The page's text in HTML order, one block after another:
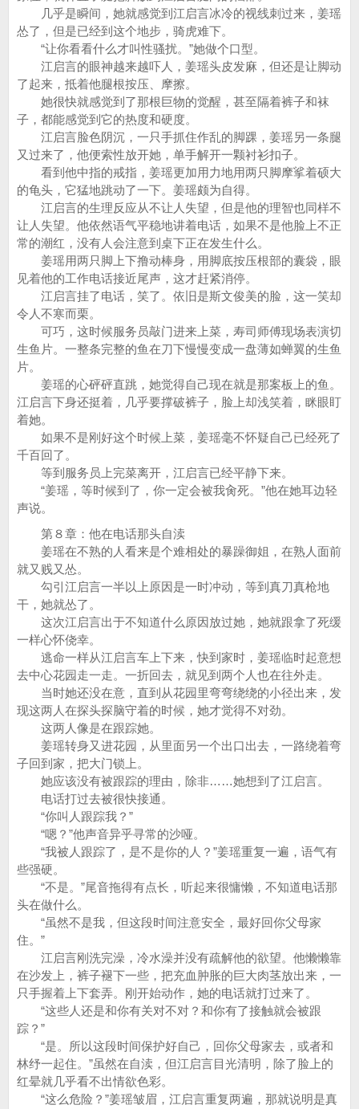
几乎是瞬间，她就感觉到江启言冰冷的视线刺过来，姜瑶
怂了，但是已经到这个地步，骑虎难下。
“让你看看什么才叫性骚扰。”她做个口型。
江启言的眼神越来越吓人，姜瑶头皮发麻，但还是让脚动
了起来，抵着他腿根按压、摩擦。
她很快就感觉到了那根巨物的觉醒，甚至隔着裤子和袜
子，都能感觉到它的热度和硬度。
江启言脸色阴沉，一只手抓住作乱的脚踝，姜瑶另一条腿
又过来了，他便索性放开她，单手解开一颗衬衫扣子。
看到他中指的戒指，姜瑶更加用力地用两只脚摩挲着硕大
的龟头，它猛地跳动了一下。姜瑶颇为自得。
江启言的生理反应从不让人失望，但是他的理智也同样不
让人失望。他依然语气平稳地讲着电话，如果不是他脸上不正
常的潮红，没有人会注意到桌下正在发生什么。
姜瑶用两只脚上下撸动棒身，用脚底按压根部的囊袋，眼
见着他的工作电话接近尾声，这才赶紧消停。
江启言挂了电话，笑了。依旧是斯文俊美的脸，这一笑却
令人不寒而栗。
可巧，这时候服务员敲门进来上菜，寿司师傅现场表演切
生鱼片。一整条完整的鱼在刀下慢慢变成一盘薄如蝉翼的生鱼
片。
姜瑶的心砰砰直跳，她觉得自己现在就是那案板上的鱼。
江启言下身还挺着，几乎要撑破裤子，脸上却浅笑着，眯眼盯
着她。
如果不是刚好这个时候上菜，姜瑶毫不怀疑自己已经死了
千百回了。
等到服务员上完菜离开，江启言已经平静下来。
“姜瑶，等时候到了，你一定会被我肏死。”他在她耳边轻
声说。
第８章：他在电话那头自渎
姜瑶在不熟的人看来是个难相处的暴躁御姐，在熟人面前
就又贱又怂。
勾引江启言一半以上原因是一时冲动，等到真刀真枪地
干，她就怂了。
这次江启言出于不知道什么原因放过她，她就跟拿了死缓
一样心怀侥幸。
逃命一样从江启言车上下来，快到家时，姜瑶临时起意想
去中心花园走一走。一折回去，就见到两个人也在往外走。
当时她还没在意，直到从花园里弯弯绕绕的小径出来，发
现这两人在探头探脑守着的时候，她才觉得不对劲。
这两人像是在跟踪她。
姜瑶转身又进花园，从里面另一个出口出去，一路绕着弯
子回到家，把大门锁上。
她应该没有被跟踪的理由，除非……她想到了江启言。
电话打过去被很快接通。
“你叫人跟踪我？”
“嗯？”他声音异乎寻常的沙哑。
“我被人跟踪了，是不是你的人？”姜瑶重复一遍，语气有
些强硬。
“不是。”尾音拖得有点长，听起来很慵懒，不知道电话那
头在做什么。
“虽然不是我，但这段时间注意安全，最好回你父母家
住。”
江启言刚洗完澡，冷水澡并没有疏解他的欲望。他懒懒靠
在沙发上，裤子褪下一些，把充血肿胀的巨大肉茎放出来，一
只手握着上下套弄。刚开始动作，她的电话就打过来了。
“这些人还是和你有关对不对？和你有了接触就会被跟
踪？”
“是。所以这段时间保护好自己，回你父母家去，或者和
林纾一起住。”虽然在自渎，但江启言目光清明，除了脸上的
红晕就几乎看不出情欲色彩。
“这么危险？”姜瑶皱眉，江启言重复两遍，那就说明是真